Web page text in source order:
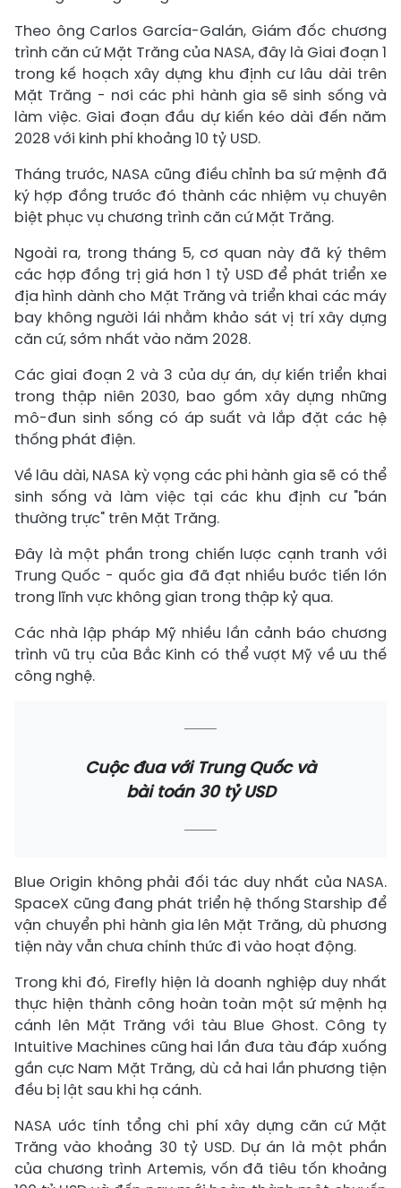
Theo ông Carlos García-Galán, Giám đốc chương
trình căn cứ Mặt Trăng của NASA, đây là Giai đoạn 1
trong kế hoạch xây dựng khu định cư lâu dài trên
Mặt Trăng - nơi các phi hành gia sẽ sinh sống và
làm việc. Giai đoạn đầu dự kiến kéo dài đến năm
2028 với kinh phí khoảng 10 tỷ USD.
Tháng trước, NASA cũng điều chỉnh ba sứ mệnh đã
ký hợp đồng trước đó thành các nhiệm vụ chuyên
biệt phục vụ chương trình căn cứ Mặt Trăng.
Ngoài ra, trong tháng 5, cơ quan này đã ký thêm
các hợp đồng trị giá hơn 1 tỷ USD để phát triển xe
địa hình dành cho Mặt Trăng và triển khai các máy
bay không người lái nhằm khảo sát vị trí xây dựng
căn cứ, sớm nhất vào năm 2028.
Các giai đoạn 2 và 3 của dự án, dự kiến triển khai
trong thập niên 2030, bao gồm xây dựng những
mô-đun sinh sống có áp suất và lắp đặt các hệ
thống phát điện.
Về lâu dài, NASA kỳ vọng các phi hành gia sẽ có thể
sinh sống và làm việc tại các khu định cư "bán
thường trực" trên Mặt Trăng.
Đây là một phần trong chiến lược cạnh tranh với
Trung Quốc - quốc gia đã đạt nhiều bước tiến lớn
trong lĩnh vực không gian trong thập kỷ qua.
Các nhà lập pháp Mỹ nhiều lần cảnh báo chương
trình vũ trụ của Bắc Kinh có thể vượt Mỹ về ưu thế
công nghệ.
Cuộc đua với Trung Quốc và
bài toán 30 tỷ USD
Blue Origin không phải đối tác duy nhất của NASA.
SpaceX cũng đang phát triển hệ thống Starship để
vận chuyển phi hành gia lên Mặt Trăng, dù phương
tiện này vẫn chưa chính thức đi vào hoạt động.
Trong khi đó, Firefly hiện là doanh nghiệp duy nhất
thực hiện thành công hoàn toàn một sứ mệnh hạ
cánh lên Mặt Trăng với tàu Blue Ghost. Công ty
Intuitive Machines cũng hai lần đưa tàu đáp xuống
gần cực Nam Mặt Trăng, dù cả hai lần phương tiện
đều bị lật sau khi hạ cánh.
NASA ước tính tổng chi phí xây dựng căn cứ Mặt
Trăng vào khoảng 30 tỷ USD. Dự án là một phần
của chương trình Artemis, vốn đã tiêu tốn khoảng